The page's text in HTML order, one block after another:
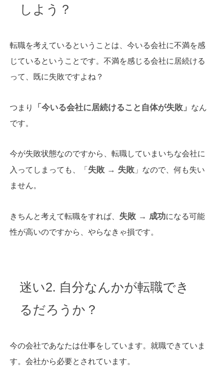
しよう？
転職を考えているということは、今いる会社に不満を感
じているということです。不満を感じる会社に居続ける
って、既に失敗ですよね？
つまり 「今いる会社に居続けること自体が失敗」 なん
です。
今が失敗状態なのですから、転職していまいちな会社に
入ってしまっても、「 失敗 → 失敗 」なので、何も失い
ません。
きちんと考えて転職をすれば、 失敗 → 成功になる可能
性が高いのですから、やらなきゃ損です。
迷い2. 自分なんかが転職でき
るだろうか？
今の会社であなたは仕事をしています。就職できていま
す。会社から必要とされています。